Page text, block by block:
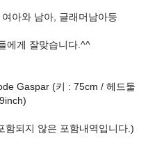
아와 남아, 글래머남아등
에게 잘맞습니다.^^
Gaspar (키 : 75cm / 헤드둘
함되지 않은 포함내역입니다.)